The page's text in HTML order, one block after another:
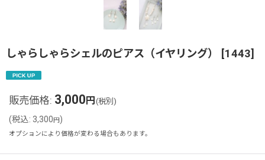
しゃらしゃらシェルのピアス（イヤリング） [1443]
販売価格: 3,000 円 (税別)
(税込: 3,300 円 )
オプションにより価格が変わる場合もあります。